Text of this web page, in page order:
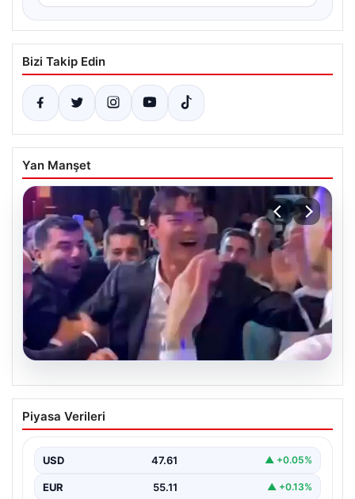
Bizi Takip Edin
Yan Manşet
Beşiktaşlı Hyeon-gyu Oh’un düğün
dansında yakaladığı coşku
düzenlediği düğünde sahneye çıkarak eğlenceli bir
dans performansı…
Piyasa Verileri
USD 47.61 ▲ +0.05%
EUR 55.11 ▲ +0.13%